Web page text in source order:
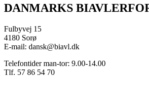
DANMARKS
Fulbyvej 15
4180 Sorø
E-mail: dansk@biavl.dk
Telefontider man-tor: 9.00-14.00
Tlf. 57 86 54 70